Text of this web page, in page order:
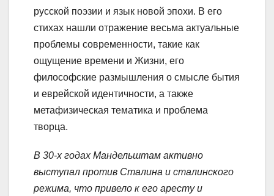
русской поэзии и язык новой эпохи. В его
стихах нашли отражение весьма актуальные
проблемы современности, такие как
ощущение времени и Жизни, его
философские размышления о смысле бытия
и еврейской идентичности, а также
метафизическая тематика и проблема
творца.
В 30-х годах Мандельштам активно
выступал против Сталина и сталинского
режима, что привело к его аресту и